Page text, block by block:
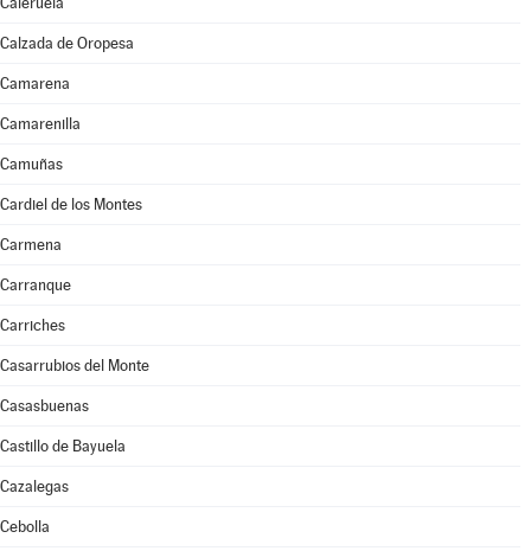
Calzada de Oropesa
Camarena
Camarenilla
Camuñas
Cardiel de los Montes
Carmena
Carranque
Carriches
Casarrubios del Monte
Casasbuenas
Castillo de Bayuela
Cazalegas
Cebolla